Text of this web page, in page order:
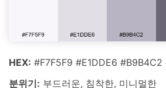
HEX: #F7F5F9 #E1DDE6
분위기: 부드러운, 침착한, 미니멀한